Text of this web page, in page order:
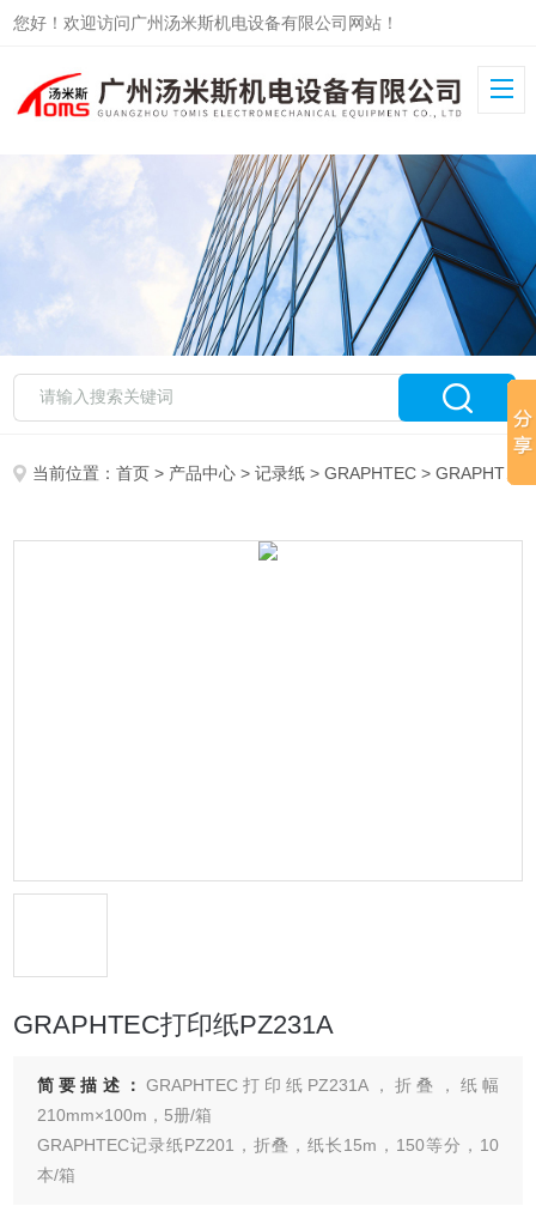
您好！欢迎访问广州汤米斯机电设备有限公司网站！
当前位置：首页 > 产品中心 >记录纸 >GRAPHTEC > GRAPHTEC打印纸PZ231A
GRAPHTEC打印纸PZ231A
简要描述： GRAPHTEC打印纸PZ231A，折叠，纸幅
210mm×100m，5册/箱
GRAPHTEC记录纸PZ201，折叠，纸长15m，150等分，10
本/箱